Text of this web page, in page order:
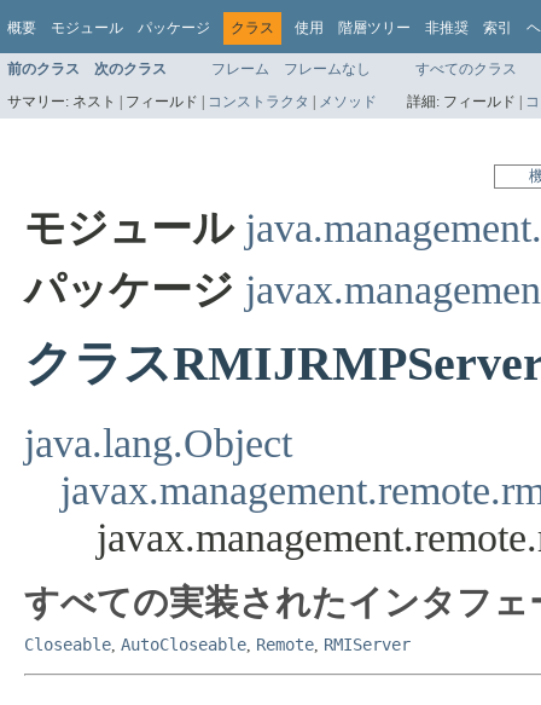
概要 モジュール パッケージ クラス 使用 階層ツリー 非推奨 索引
前のクラス 次のクラス フレーム フレームなし
すべてのクラス
サマリー: ネスト | フィールド | コンストラクタ | メソッド 詳細: フィールド |
モジュール
パッケージ
クラス
java.lang.Object
すべての実装されたインタフェ
Closeable, AutoCloseable, Remote, RMIServer